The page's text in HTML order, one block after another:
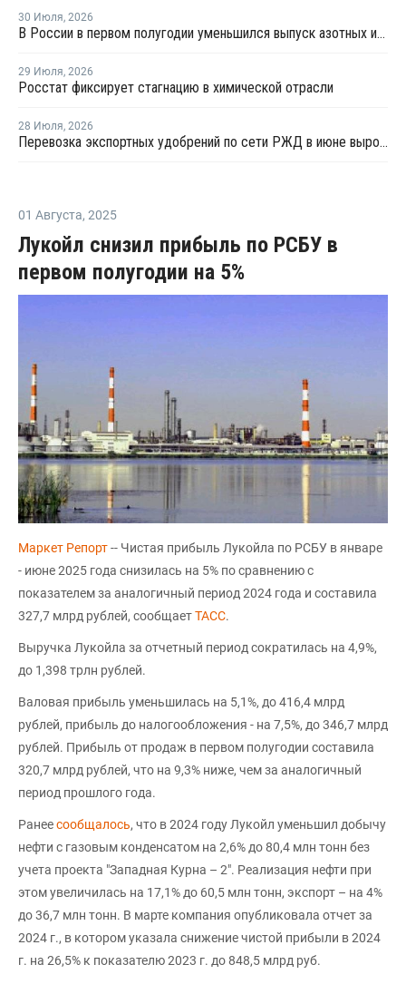
30 Июля, 2026
В России в первом полугодии уменьшился выпуск азотных и фосфорных удобрений
29 Июля, 2026
Росстат фиксирует стагнацию в химической отрасли
28 Июля, 2026
Перевозка экспортных удобрений по сети РЖД в июне выросла на 11,2%
01 Августа, 2025
Лукойл снизил прибыль по РСБУ в
первом полугодии на 5%
Маркет Репорт-- Чистая прибыль Лукойла по РСБУ в январе
- июне 2025 года снизилась на 5% по сравнению с
показателем за аналогичный период 2024 года и составила
327,7 млрд рублей, сообщаетТАСС.
Выручка Лукойла за отчетный период сократилась на 4,9%,
до 1,398 трлн рублей.
Валовая прибыль уменьшилась на 5,1%, до 416,4 млрд
рублей, прибыль до налогообложения - на 7,5%, до 346,7 млрд
рублей. Прибыль от продаж в первом полугодии составила
320,7 млрд рублей, что на 9,3% ниже, чем за аналогичный
период прошлого года.
Ранеесообщалось, что в 2024 году Лукойл уменьшил добычу
нефти с газовым конденсатом на 2,6% до 80,4 млн тонн без
учета проекта "Западная Курна – 2". Реализация нефти при
этом увеличилась на 17,1% до 60,5 млн тонн, экспорт – на 4%
до 36,7 млн тонн. В марте компания опубликовала отчет за
2024 г., в котором указала снижение чистой прибыли в 2024
г. на 26,5% к показателю 2023 г. до 848,5 млрд руб.